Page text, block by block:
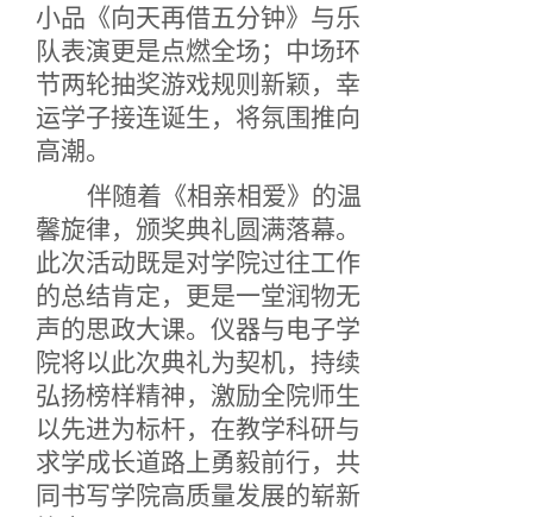
小品《向天再借五分钟》与乐
队表演更是点燃全场； 中场环
节两轮抽奖游戏规则新颖，幸
运学子接连诞生，将氛围推向
高潮。
伴随着《相亲相爱》的温
馨旋律，颁奖典礼圆满落幕。
此次活动既是对学院过往工作
的总结肯定，更是一堂润物无
声的思政大课。仪器与电子学
院将以此次典礼为契机，持续
弘扬榜样精神，激励全院师生
以先进为标杆，在教学科研与
求学成长道路上勇毅前行，共
同书写学院高质量发展的崭新